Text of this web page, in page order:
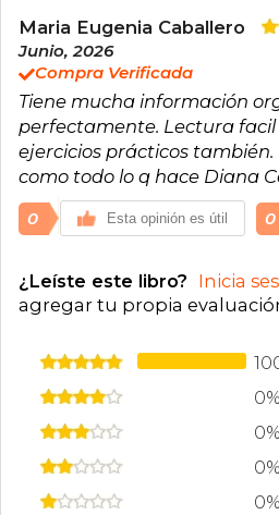
Maria Eugenia Caballero
Junio, 2026
Compra Verificada
Tiene mucha información
perfectamente. Lectura
ejercicios prácticos
como todo lo q hace Diana
0 Esta opinión es útil 0
¿Leíste este libro? Inicia
agregar tu propia